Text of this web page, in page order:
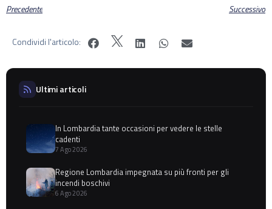
Precedente Successivo
Condividi l'articolo:
Ultimi articoli
In Lombardia tante occasioni per vedere le stelle
cadenti
7 Ago 2026
Regione Lombardia impegnata su più fronti per gli
incendi boschivi
6 Ago 2026